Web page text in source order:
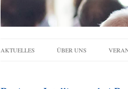
AKTUELLES ÜBER UNS